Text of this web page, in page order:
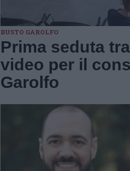
BUSTO GAROLFO
Prima seduta
video per il
Garolfo